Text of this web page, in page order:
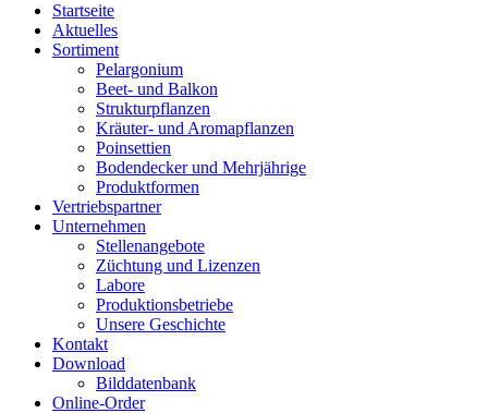
Startseite
Aktuelles
Sortiment
Pelargonium
Beet- und Balkon
Strukturpflanzen
Kräuter- und Aromapflanzen
Poinsettien
Bodendecker und Mehrjährige
Produktformen
Vertriebspartner
Unternehmen
Stellenangebote
Züchtung und Lizenzen
Labore
Produktionsbetriebe
Unsere Geschichte
Kontakt
Download
Bilddatenbank
Online-Order